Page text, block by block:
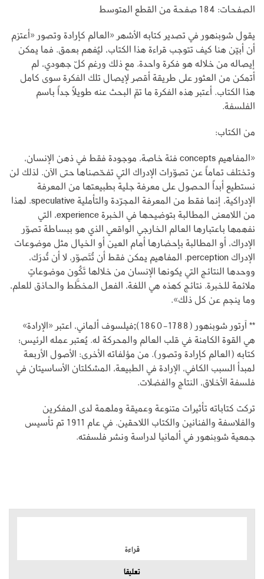
الصفحات: 184 صفحة من القطع المتوسط
يقول شوبنهور في تصدير كتابه الأشهر «العالم كإرادة وتصور «أعتزم
أن أبيّن هنا كيف تتوجب قراءة هذا الكتاب، ليُفهم بعمق. فما يمكن
إيصاله من خلاله هو فكرة واحدة. مع ذلك ورغم كلّ جهودي، لم
أتمكن من العثور على طريقة أقصر لإيصال تلك الفكرة سوى كامل
هذا الكتاب. أعتبر هذه الفكرة ما تمّ البحث عنه طويلاً جداً باسم
الفلسفة.
من الكتاب:
«المفاهيم concepts فئة خاصة، موجودة فقط في ذهن الإنسان،
وتختلف تماماً عن تصوّرات الإدراك التي تفحّصناها حتى الآن. لذلك لن
نستطيع أبداً الحصول على معرفة جلية بطبيعتها من المعرفة
الإدراكية، إنما فقط من المعرفة المجرّدة والتأملية speculative. لهذا
من اللامعنى المطالبة بتوضيحها في الخبرة experience، التي
نفهمها باعتبارها العالم الخارجي الواقعي الذي هو ببساطة تصوّر
الإدراك، أو المطالبة بإحضارها أمام العين أو الخيال مثل موضوعات
الإدراك perception. المفاهيم يمكن فقط أن تُتَصوّر، لا أن تُدرَك،
ووحدها النتائج التي يكونها الإنسان من خلالها تَكُون موضوعاتٍ
ملائمة للخبرة. نتائج كهذه هي اللغة، الفعل المخطَّط والحاذق للعلم،
وما ينجم عن كل ذلك».
** آرتور شوبنهور (1788-1860);فيلسوف ألماني، اعتبر «الإرادة»
هي القوة الكامنة في قلب العالم والمحركة له. يُعتبر عمله الرئيس؛
كتابه (العالم كإرادة وتصور). من مؤلفاته الأخرى: الأصول الأربعة
لمبدأ السبب الكافي، الإرادة في الطبيعة، المشكلتان الأساسيتان في
فلسفة الأخلاق، النتاج والفضلات.
تركت كتاباته تأثيرات متنوعة وعميقة وملهمة لدى المفكرين
والفلاسفة والفنانين والكتاب اللاحقين. في عام 1911 تم تأسيس
جمعية شوبنهور في ألمانيا لدراسة ونشر فلسفته.
قراءة
تعليقا